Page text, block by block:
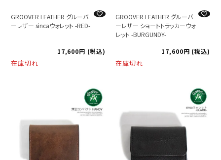
GROOVER LEATHER グルーバ
ーレザー sincaウォレット -RED-
17,600 税込
在庫切れ
GROOVER LEATHER グルーバ
ーレザー ショートトラッカーウォ
レット -BURGUNDY-
17,600
税込
在庫切れ